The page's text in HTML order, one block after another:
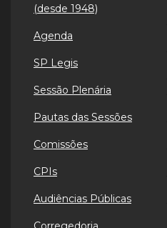
(desde 1948)
Agenda
SP Legis
Sessão Plenária
Pautas das Sessões
Comissões
CPIs
Audiências Públicas